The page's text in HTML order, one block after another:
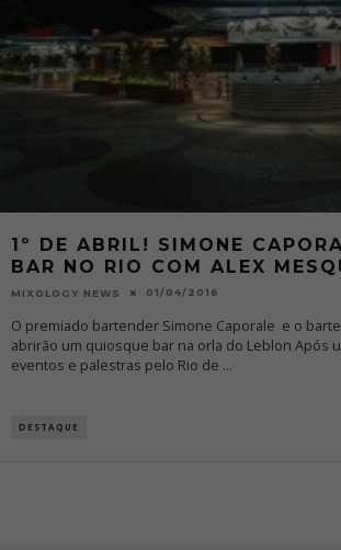
1º DE ABRIL! SIMONE
BAR NO RIO COM ALEX
MIXOLOGY NEWS 01/04/2016
O premiado bartender Simone Caporale e o
abrirão um quiosque bar na orla do Leblon Após
eventos e palestras pelo Rio de ...
DESTAQUE